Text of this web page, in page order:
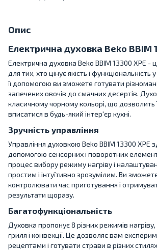
Опис
Електрична духовка Beko BBIM
Електрична духовка Beko BBIM 13300 XPE -
для тих, хто цінує якість і функціональність
її допомогою ви зможете готувати
запечених овочів до смачних десертів.
класичному чорному кольорі, що дозволить
вписатися в будь-який інтер'єр кухні.
Зручність управління
Управління духовкою Beko BBIM 13300 XPE
допомогою сенсорних і поворотних
процес вибору режиму нагріву і
простим і інтуїтивно зрозумілим. Ви
контролювати час приготування і
результати щоразу.
Багатофункціональність
Духовка пропонує 8 різних режимів
гриля і конвекції. Це дозволяє вам
рецептами і готувати страви в різних